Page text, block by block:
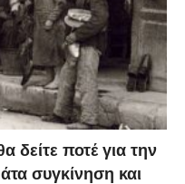
δείτε ποτέ για την
συγκίνηση και